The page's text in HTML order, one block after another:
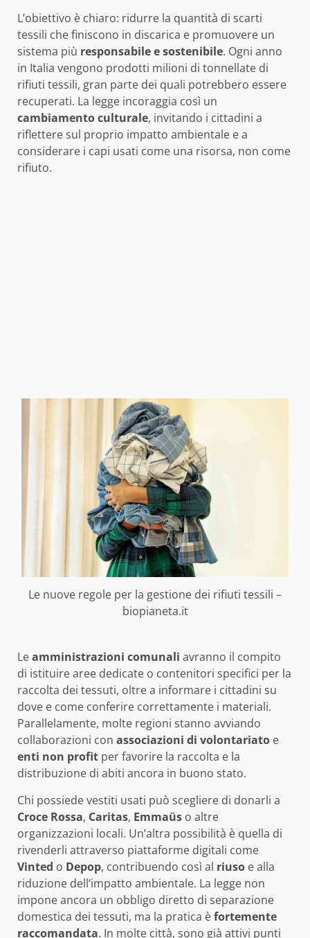
L’obiettivo è chiaro: ridurre la quantità di scarti
tessili che finiscono in discarica e promuovere un
sistema più responsabile e sostenibile. Ogni anno
in Italia vengono prodotti milioni di tonnellate di
rifiuti tessili, gran parte dei quali potrebbero essere
recuperati. La legge incoraggia così un
cambiamento culturale, invitando i cittadini a
riflettere sul proprio impatto ambientale e a
considerare i capi usati come una risorsa, non come
rifiuto.
Le nuove regole per la gestione dei rifiuti tessili –
biopianeta.it
Leamministrazioni comunali avranno il compito
di istituire aree dedicate o contenitori specifici per la
raccolta dei tessuti, oltre a informare i cittadini su
dove e come conferire correttamente i materiali.
Parallelamente, molte regioni stanno avviando
collaborazioni con associazioni di volontariato e
enti non profit per favorire la raccolta e la
distribuzione di abiti ancora in buono stato.
Chi possiede vestiti usati può scegliere di donarli a
Croce Rossa, Caritas, Emmaüs o altre
organizzazioni locali. Un’altra possibilità è quella di
rivenderli attraverso piattaforme digitali come
Vinted o Depop, contribuendo così al riuso e alla
riduzione dell’impatto ambientale. La legge non
impone ancora un obbligo diretto di separazione
domestica dei tessuti, ma la pratica èfortemente
raccomandata. In molte città, sono già attivi punti